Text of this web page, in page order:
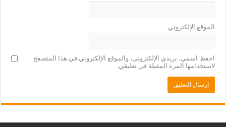
الموقع الإلكتروني
احفظ اسمي، بريدي الإلكتروني، والموقع الإلكتروني في هذا المتصفح
لاستخدامها المرة المقبلة في تعليقي.